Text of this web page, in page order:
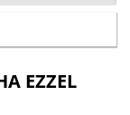
EZZEL